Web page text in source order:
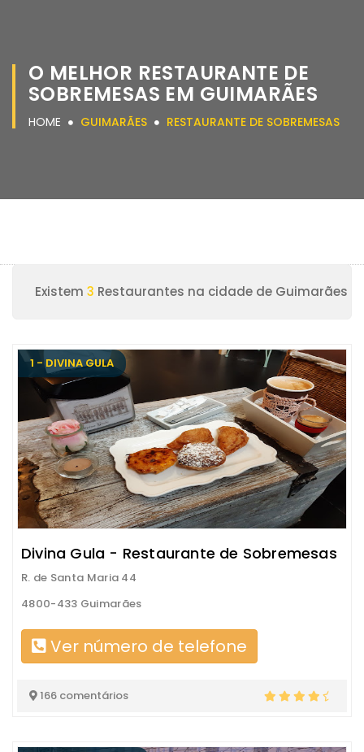
O MELHOR RESTAURANTE DE
SOBREMESAS EM GUIMARÃES
HOME GUIMARÃES RESTAURANTE DE SOBREMESAS
Existem 3 Restaurantes na cidade de Guimarães
1 - DIVINA GULA
Divina Gula - Restaurante de Sobremesas
R. de Santa Maria 44
4800-433 Guimarães
Ver número de telefone
166 comentários